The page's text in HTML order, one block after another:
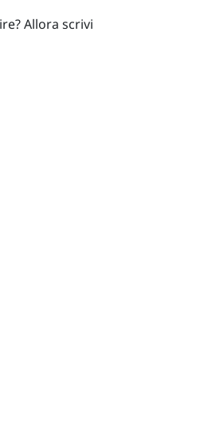
Allora scrivi